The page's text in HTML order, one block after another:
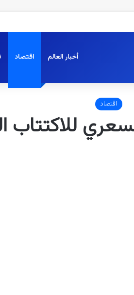
أخبار العالم اقتصاد
اقتصاد
للاكتتاب